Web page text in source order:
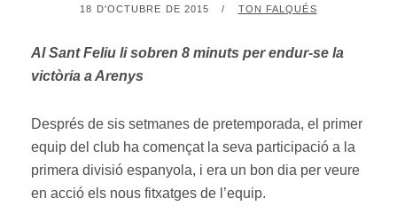
POSTED
18 D'OCTUBRE DE 2015 BY
TON FALQUÉS
Al Sant Feliu li sobren 8 minuts per endur-se la
victòria a Arenys
Després de sis setmanes de pretemporada, el primer
equip del club ha començat la seva participació a la
primera divisió espanyola, i era un bon dia per veure
en acció els nous fitxatges de l’equip.